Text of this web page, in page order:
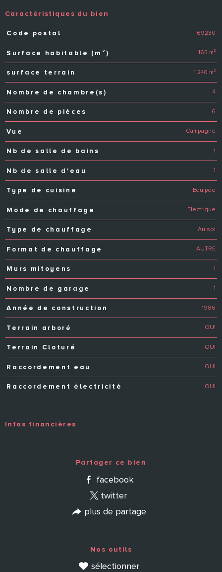
Caractéristiques du bien
Caractéristiques Valeurs
Code postal 69230
Surface habitable (m²) 165 m²
surface terrain 1 240 m²
Nombre de chambre(s) 4
Nombre de pièces 6
Vue Campagne
Nb de salle de bains 1
Nb de salle d'eau 1
Type de cuisine Equipée
Mode de chauffage Electrique
Type de chauffage Au sol
Format de chauffage AUTRE
Murs mitoyens -1
Nombre de garage 1
Année de construction 1986
Terrain arboré OUI
Terrain Cloturé OUI
Raccordement eau OUI
Raccordement électricité OUI
Infos financières
Partager ce bien
facebook
twitter
plus de partage
Nos outils
sélectionner